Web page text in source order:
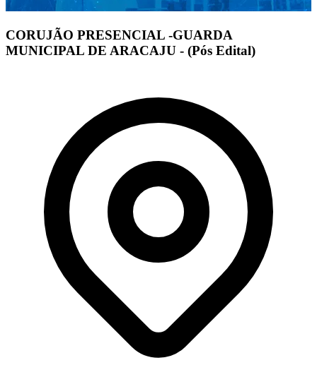
CORUJÃO PRESENCIAL -GUARDA
MUNICIPAL DE ARACAJU - (Pós Edital)